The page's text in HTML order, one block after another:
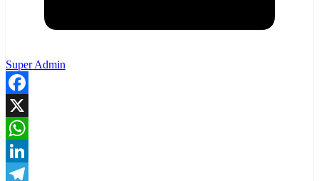
Super Admin
Facebook
X
WhatsApp
LinkedIn